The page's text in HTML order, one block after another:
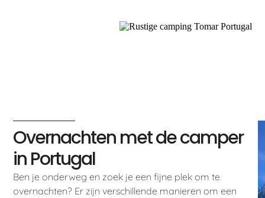
Overnachten met de camper
in Portugal
Ben je onderweg en zoek je een fijne plek om te
overnachten? Er zijn verschillende manieren om een